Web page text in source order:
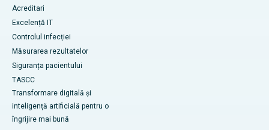
Acreditari
Excelență IT
Controlul infecției
Măsurarea rezultatelor
Siguranța pacientului
TASCC
Transformare digitală și
inteligență artificială pentru o
îngrijire mai bună